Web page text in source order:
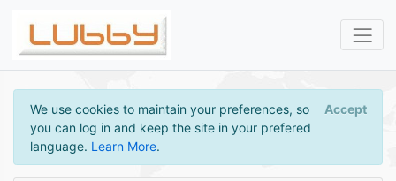
We use cookies to maintain your preferences, so
you can log in and keep the site in your prefered
language. Learn More.
Accept